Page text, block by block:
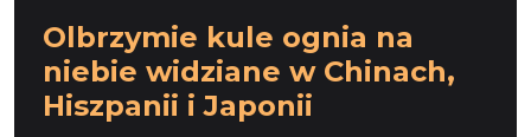
Olbrzymie kule ognia na
niebie widziane w Chinach,
Hiszpanii i Japonii